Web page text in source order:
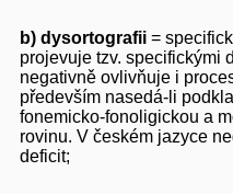
b) dysortografii =
projevuje tzv. specifickými
negativně ovlivňuje i
především nasedá-li
fonemicko-fonoligickou a
rovinu. V českém jazyce
deficit;